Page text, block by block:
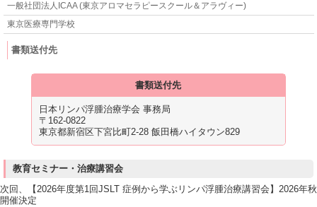
一般社団法人ICAA (東京アロマセラピースクール＆アラヴィー)
東京医療専門学校
書類送付先
書類送付先
日本リンパ浮腫治療学会 事務局
〒162-0822
東京都新宿区下宮比町2-28 飯田橋ハイタウン829
教育セミナー・治療講習会
次回、【2026年度第1回JSLT 症例から学ぶリンパ浮腫治療講習会】2026年秋
開催決定